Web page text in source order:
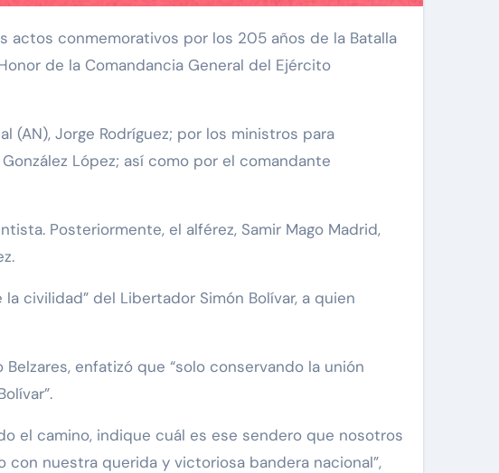
de la Comandancia General del Ejército
(AN), Jorge Rodríguez; por los ministros para
López; así como por el comandante
Posteriormente, el alférez, Samir Mago Madrid,
civilidad” del Libertador Simón Bolívar, a quien
enfatizó que “solo conservando la unión
el camino, indique cuál es ese sendero que nosotros
nuestra querida y victoriosa bandera nacional”,